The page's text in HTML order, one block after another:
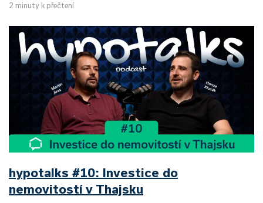
2 minuty k přečtení
hypotalks #10: Investice do
nemovitostí v Thajsku